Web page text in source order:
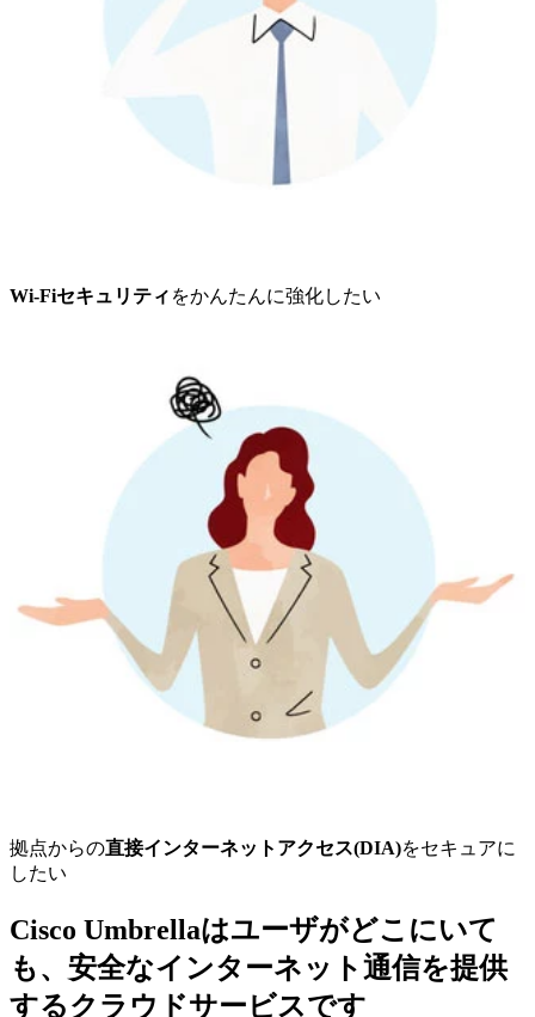
Wi-Fiセキュリティ をかんたんに強化したい
拠点からの直接インターネットアクセス(DIA)をセキュアに
したい
Cisco Umbrellaはユーザがどこにいて
も、安全なインターネット通信を提供
するクラウドサービスです